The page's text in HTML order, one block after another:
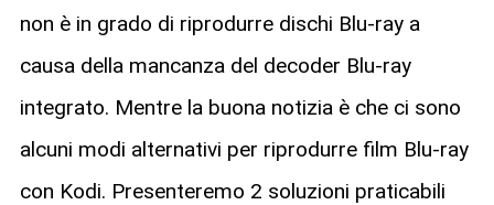
non è in grado di riprodurre dischi Blu-ray a
causa della mancanza del decoder Blu-ray
integrato. Mentre la buona notizia è che ci sono
alcuni modi alternativi per riprodurre film Blu-ray
con Kodi. Presenteremo 2 soluzioni praticabili